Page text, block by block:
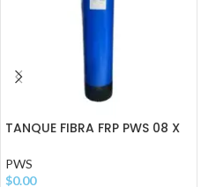
TANQUE FIBRA FRP PWS 08 X
PWS
$0.00